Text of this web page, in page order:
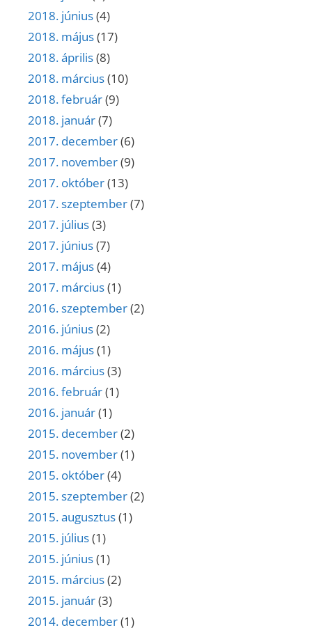
2018. június(4)
2018. május(17)
2018. április(8)
2018. március(10)
2018. február(9)
2018. január(7)
2017. december(6)
2017. november(9)
2017. október(13)
2017. szeptember(7)
2017. július(3)
2017. június(7)
2017. május(4)
2017. március(1)
2016. szeptember(2)
2016. június(2)
2016. május(1)
2016. március(3)
2016. február(1)
2016. január(1)
2015. december(2)
2015. november(1)
2015. október(4)
2015. szeptember(2)
2015. augusztus(1)
2015. július(1)
2015. június(1)
2015. március(2)
2015. január(3)
2014. december(1)